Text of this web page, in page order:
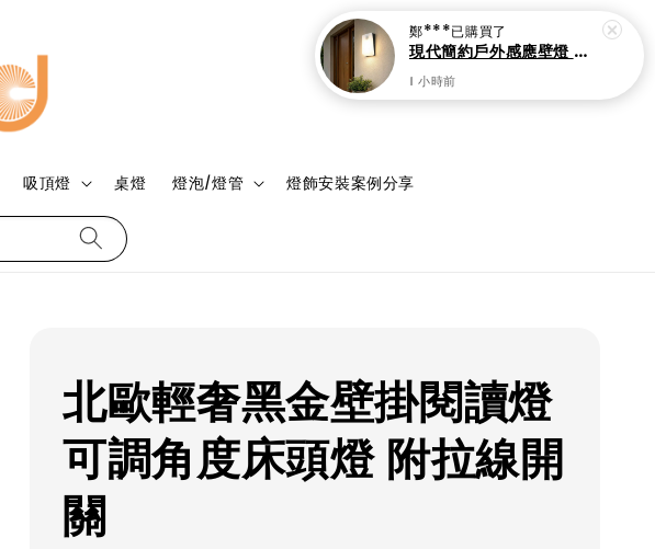
吸頂燈 桌燈 燈泡/燈管 燈飾安裝案例分享
登入
北歐輕奢黑金壁掛閱讀燈
可調角度床頭燈 附拉線開
關